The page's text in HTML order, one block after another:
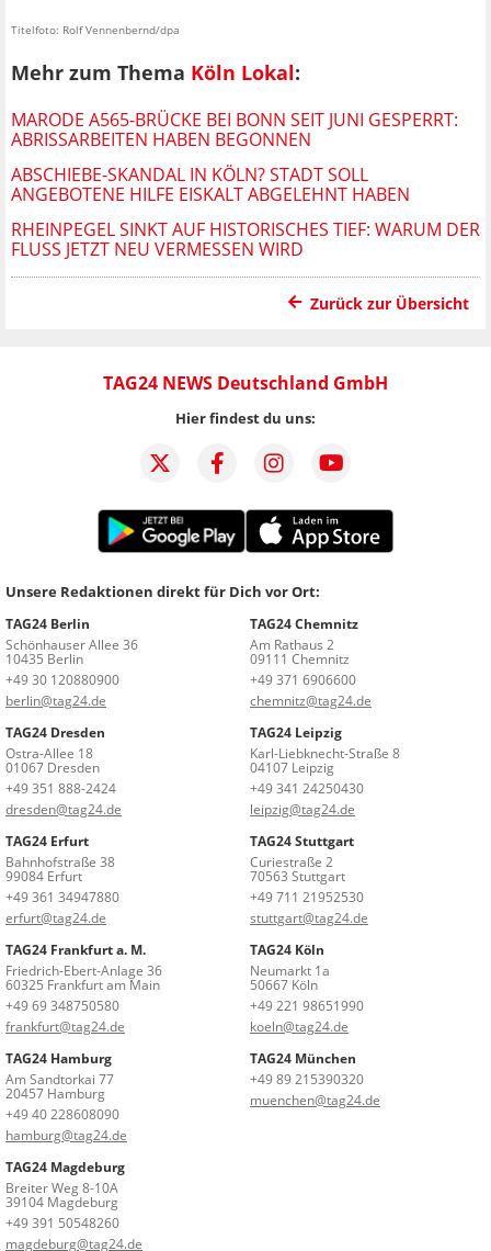
Titelfoto: Rolf Vennenbernd/dpa
Mehr zum Thema Köln Lokal:
MARODE A565-BRÜCKE BEI BONN SEIT JUNI GESPERRT:
ABRISSARBEITEN HABEN BEGONNEN
ABSCHIEBE-SKANDAL IN KÖLN? STADT SOLL
ANGEBOTENE HILFE EISKALT ABGELEHNT HABEN
RHEINPEGEL SINKT AUF HISTORISCHES TIEF: WARUM DER
FLUSS JETZT NEU VERMESSEN WIRD
Zurück zur Übersicht
TAG24 NEWS Deutschland GmbH
Hier findest du uns:
Unsere Redaktionen direkt für Dich vor Ort:
TAG24 Berlin
Schönhauser Allee 36
10435 Berlin
+49 30 120880900
berlin@tag24.de
TAG24 Chemnitz
Am Rathaus 2
09111 Chemnitz
+49 371 6906600
chemnitz@tag24.de
TAG24 Dresden
Ostra-Allee 18
01067 Dresden
+49 351 888-2424
dresden@tag24.de
TAG24 Leipzig
Karl-Liebknecht-Straße 8
04107 Leipzig
+49 341 24250430
leipzig@tag24.de
TAG24 Erfurt
Bahnhofstraße 38
99084 Erfurt
+49 361 34947880
erfurt@tag24.de
TAG24 Stuttgart
Curiestraße 2
70563 Stuttgart
+49 711 21952530
stuttgart@tag24.de
TAG24 Frankfurt a. M.
Friedrich-Ebert-Anlage 36
60325 Frankfurt am Main
+49 69 348750580
frankfurt@tag24.de
TAG24 Köln
Neumarkt 1a
50667 Köln
+49 221 98651990
koeln@tag24.de
TAG24 Hamburg
Am Sandtorkai 77
20457 Hamburg
+49 40 228608090
hamburg@tag24.de
TAG24 München
+49 89 215390320
muenchen@tag24.de
TAG24 Magdeburg
Breiter Weg 8-10A
39104 Magdeburg
+49 391 50548260
magdeburg@tag24.de